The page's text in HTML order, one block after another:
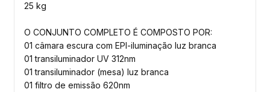
25 kg
O CONJUNTO COMPLETO É COMPOSTO POR:
01 câmara escura com EPI-iluminação luz branca
01 transiluminador UV 312nm
01 transiluminador (mesa) luz branca
01 filtro de emissão 620nm